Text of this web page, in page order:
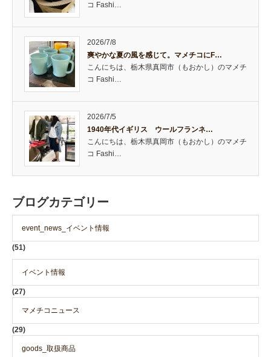
コ Fashi…
2026/7/8
爽やかな夏の風を感じて。マメチコにF…
こんにちは、栃木県真岡市（もおかし）のマメチ
コ Fashi…
2026/7/5
1940年代イギリス ウールフランネ…
こんにちは、栃木県真岡市（もおかし）のマメチ
コ Fashi…
ブログカテゴリー
event_news_イベント情報
(51)
イベント情報
(27)
マメチコニュース
(29)
goods_取扱商品